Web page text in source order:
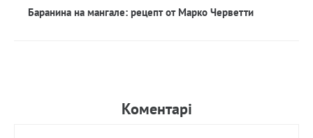
Баранина на мангале: рецепт от Марко Черветти
Коментарi